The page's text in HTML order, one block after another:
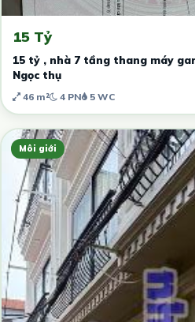
15 Tỷ
15 tỷ , nhà 7 tầng thang máy
Ngọc thụ
46 m² 4 PN 5 WC
Môi giới